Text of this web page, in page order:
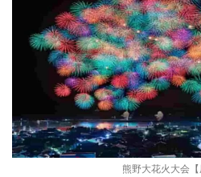
熊野大花火大会【